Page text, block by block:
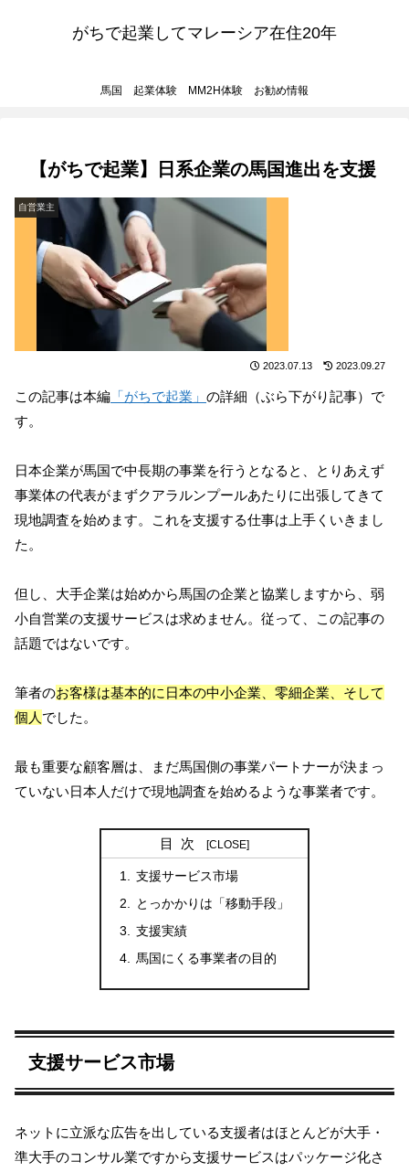
がちで起業してマレーシア在住20年
馬国 起業体験 MM2H体験 お勧め情報
【がちで起業】日系企業の馬国進出を支援
自営業主
2023.07.13 2023.09.27
この記事は本編 「がちで起業」 の詳細（ぶら下がり記事）で
す。
日本企業が馬国で中長期の事業を行うとなると、とりあえず
事業体の代表がまずクアラルンプールあたりに出張してきて
現地調査を始めます。これを支援する仕事は上手くいきまし
た。
但し、大手企業は始めから馬国の企業と協業しますから、弱
小自営業の支援サービスは求めません。従って、この記事の
話題ではないです。
筆者のお客様は基本的に日本の中小企業、零細企業、そして
個人 でした。
最も重要な顧客層は、まだ馬国側の事業パートナーが決まっ
ていない日本人だけで現地調査を始めるような事業者です。
目次
支援サービス市場
とっかかりは「移動手段」
支援実績
馬国にくる事業者の目的
支援サービス市場
ネットに立派な広告を出している支援者はほとんどが大手・
準大手のコンサル業ですから支援サービスはパッケージ化さ